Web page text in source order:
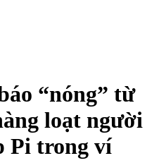
“nóng” từ
loạt người
Pi trong ví